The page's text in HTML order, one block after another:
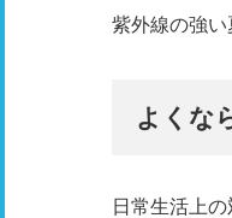
紫外線の強い
よくな
日常生活上